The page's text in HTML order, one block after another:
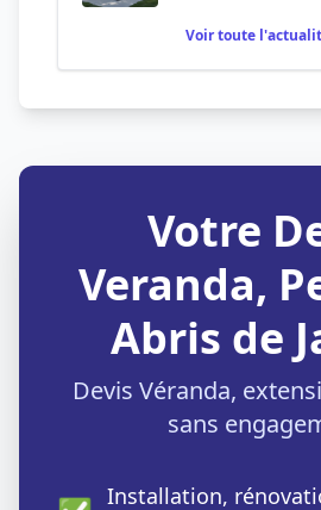
Voir toute
Votre
Veranda,
Abris de
Devis Véranda,
sans
Installation,